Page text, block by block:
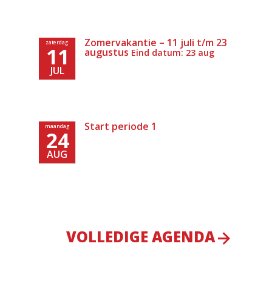
zaterdag
11
JUL
Zomervakantie – 11 juli t/m 23
augustus Eind datum: 23 aug
maandag
24
AUG
Start periode 1
VOLLEDIGE AGENDA